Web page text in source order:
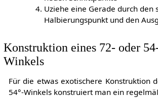
Uziehe eine Gerade durch den
Halbierungspunkt und den
Konstruktion eines 72- oder
Winkels
Für die etwas exotischere Konstruktion
54°-Winkels konstruiert man ein